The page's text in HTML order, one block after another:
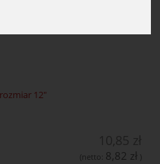
12"
(netto: 8,82 zł )